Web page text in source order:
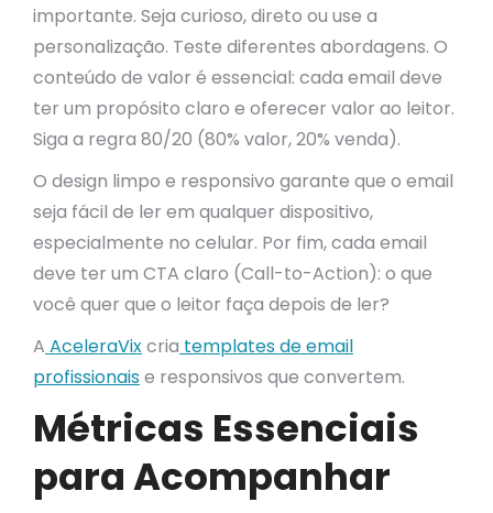
importante. Seja curioso, direto ou use a
personalização. Teste diferentes abordagens. O
conteúdo de valor é essencial: cada email deve
ter um propósito claro e oferecer valor ao leitor.
Siga a regra 80/20 (80% valor, 20% venda).
O design limpo e responsivo garante que o email
seja fácil de ler em qualquer dispositivo,
especialmente no celular. Por fim, cada email
deve ter um CTA claro (Call-to-Action): o que
você quer que o leitor faça depois de ler?
A AceleraVixcria templates de email
profissionaise responsivos que convertem.
Métricas Essenciais
para Acompanhar